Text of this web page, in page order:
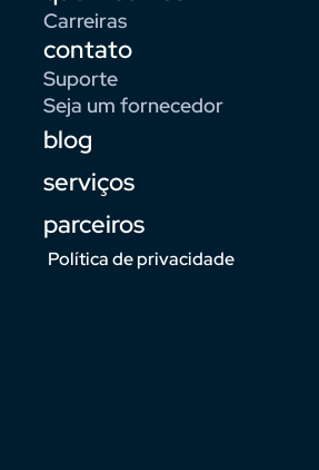
Carreiras
contato
Suporte
Seja um fornecedor
blog
serviços
parceiros
Política de privacidade